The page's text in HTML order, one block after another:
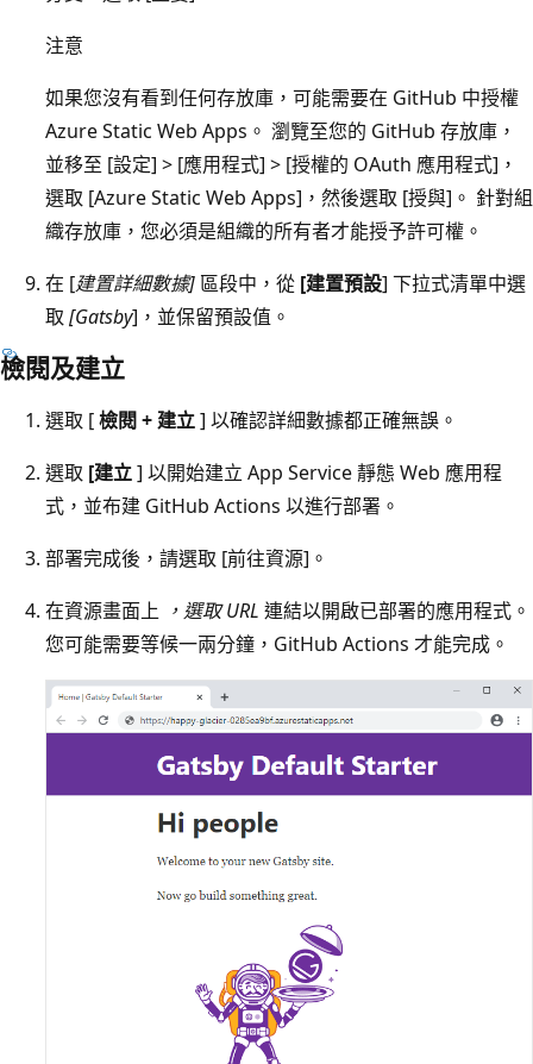
注意
如果您沒有看到任何存放庫，可能需要在 GitHub 中授權
Azure Static Web Apps。 瀏覽至您的 GitHub 存放庫，
並移至 [設定] > [應用程式] > [授權的 OAuth 應用程式] ，
選取 [Azure Static Web Apps] ，然後選取 [授與] 。 針對組
織存放庫，您必須是組織的所有者才能授予許可權。
在 [建置詳細數據] 區段中，從 [建置預設] 下拉式清單中選
取 [Gatsby]，並保留預設值。
檢閱及建立
選取 [檢閱 + 建立] 以確認詳細數據都正確無誤。
選取 [建立] 以開始建立 App Service 靜態 Web 應用程
式，並布建 GitHub Actions 以進行部署。
部署完成後，請選取 [前往資源] 。
在資源畫面上 ，選取 URL 連結以開啟已部署的應用程式。
您可能需要等候一兩分鐘，GitHub Actions 才能完成。